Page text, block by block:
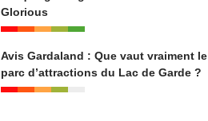
Glorious
Avis Gardaland : Que vaut vraiment le
parc d’attractions du Lac de Garde ?